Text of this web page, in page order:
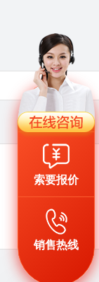
索要报价
销售热线